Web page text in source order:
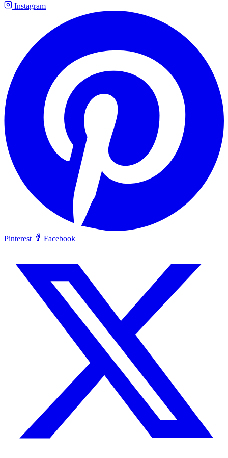
Instagram
Pinterest Facebook